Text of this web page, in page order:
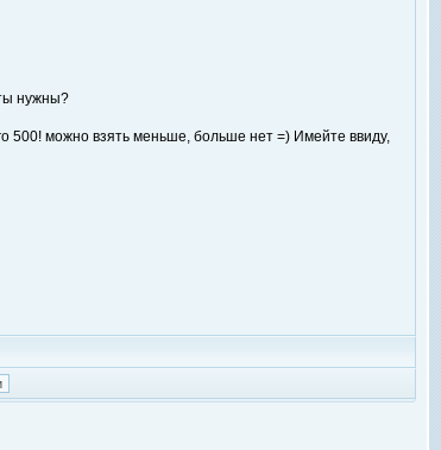
нужны?
500! можно взять меньше, больше нет =) Имейте ввиду,